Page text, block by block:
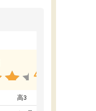
4.4
高3